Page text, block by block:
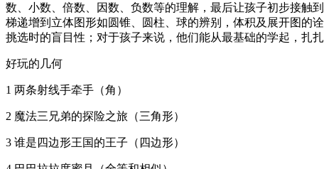
数、小数、倍数、因数、负数等的理解，最后让孩子初步接触
梯递增到立体图形如圆锥、圆柱、球的辨别，体积及展开图的
挑选时的盲目性；对于孩子来说，他们能从最基础的学起，扎
好玩的几何
1 两条射线手牵手（角）
2 魔法三兄弟的探险之旅（三角形）
3 谁是四边形王国的王子（四边形）